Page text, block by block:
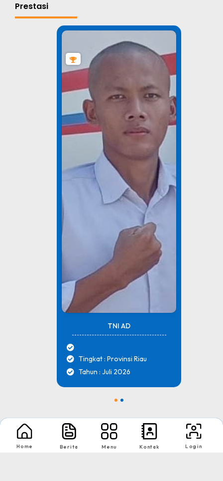
Prestasi
TNI AD
Tingkat : Provinsi Riau
Tahun : Juli 2026
Nikmati Cara Mudah dan Menyenangkan Ketika Membaca Buku, Update
Informasi Sekolah Hanya Dalam Genggaman
Home Berita Menu Kontak Login